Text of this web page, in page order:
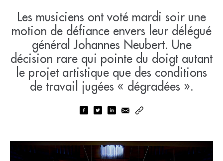
Les musiciens ont voté mardi soir une
motion de défiance envers leur délégué
général Johannes Neubert. Une
décision rare qui pointe du doigt autant
le projet artistique que des conditions
de travail jugées « dégradées ».